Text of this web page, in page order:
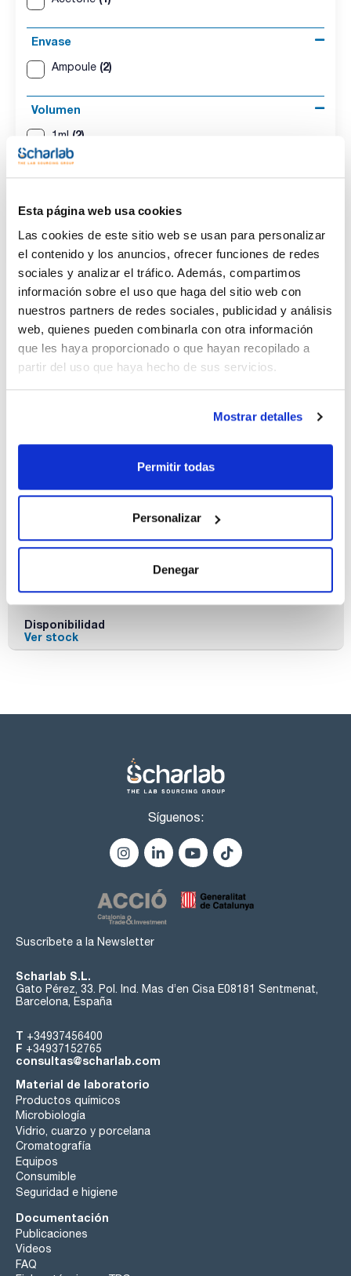
Esta página web usa cookies
Las cookies de este sitio web se usan para personalizar
el contenido y los anuncios, ofrecer funciones de redes
sociales y analizar el tráfico. Además, compartimos
información sobre el uso que haga del sitio web con
nuestros partners de redes sociales, publicidad y análisis
web, quienes pueden combinarla con otra información
que les haya proporcionado o que hayan recopilado a
partir del uso que haya hecho de sus servicios.
Mostrar detalles
Permitir todas
Personalizar
Denegar
Envase
Ampoule (2)
Volumen
1ml (2)
Conc.
1000µg/ml
500µg/ml
Disolvente
Toluene
Envase
Ampoule
Volumen
1ml
Conc.
1000µg/ml
Ver stock
Disolvente Envase
Ampoule
Volumen
Conc.
CPAF113681
x1ml
Comprar
Disponibilidad
Ver stock
Síguenos:
Suscríbete a la Newsletter
Scharlab S.L.
Gato Pérez, 33. Pol. Ind. Mas d’en Cisa E08181 Sentmenat,
Barcelona, España
T +34937456400
F +34937152765
consultas@scharlab.com
Material de laboratorio
Productos químicos
Microbiología
Vidrio, cuarzo y porcelana
Cromatografía
Equipos
Consumible
Seguridad e higiene
Documentación
Publicaciones
Videos
FAQ